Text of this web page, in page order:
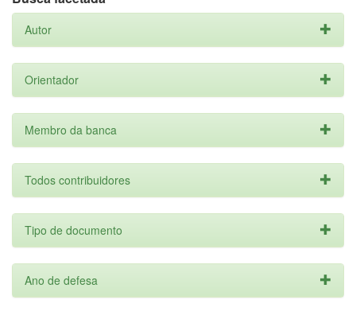
Autor
Orientador
Membro da banca
Todos contribuidores
Tipo de documento
Ano de defesa